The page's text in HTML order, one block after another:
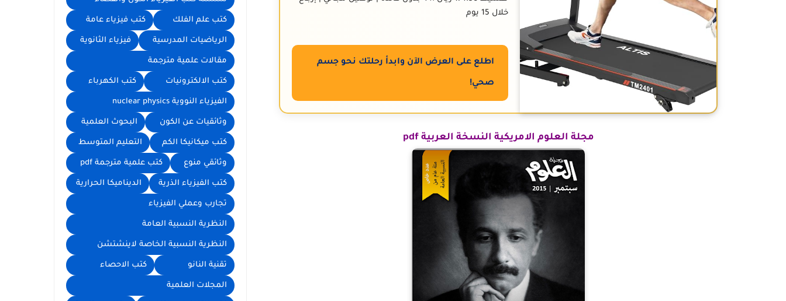
خلال 15 يوم
اطلع على العرض الآن وابدأ رحلتك نحو جسم
صحي!
مجلة العلوم الامريكية النسخة العربية pdf
كتب علم الفلك كتب فيزياء عامة
الرياضيات المدرسية فيزياء الثانوية
مقالات علمية مترجمة
كتب الالكترونيات كتب الكهرباء
الفيزياء النووية nuclear physics
وثائقيات عن الكون البحوث العلمية
كتب ميكانيكا الكم التعليم المتوسط
وثائقي منوع كتب علمية مترجمة pdf
كتب الفيزياء الذرية الديناميكا الحرارية
تجارب وعملي الفيزياء
النظرية النسبية العامة
النظرية النسبية الخاصة لاينشتشن
تقنية النانو كتب الاحصاء
المجلات العلمية